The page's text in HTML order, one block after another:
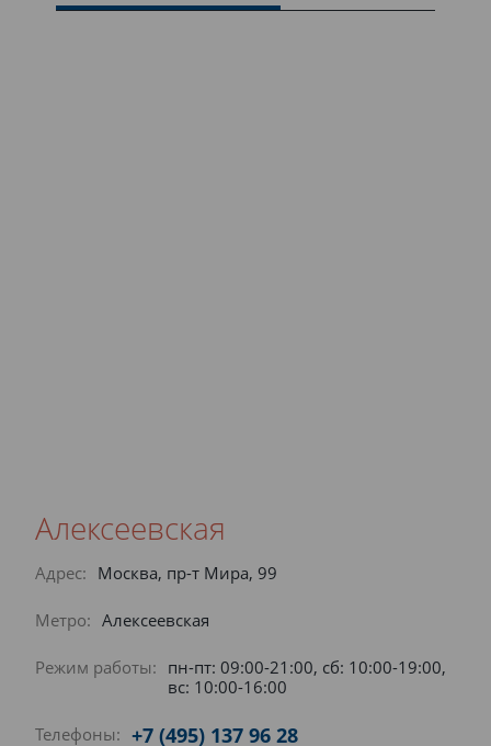
Алексеевская
Адрес: Москва, пр-т Мира, 99
Метро: Алексеевская
Режим работы: пн-пт: 09:00-21:00, сб: 10:00-19:00,
вс: 10:00-16:00
Телефоны: +7 (495) 137 96 28